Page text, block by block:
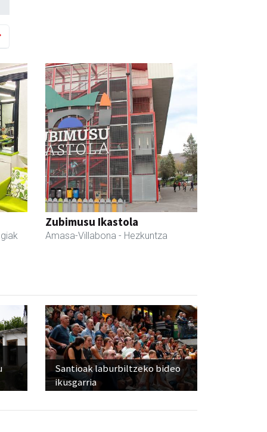
Zubimusu Ikastola
Amasa-Villabona - Hezkuntza
Santioak laburbiltzeko bideo
ikusgarria